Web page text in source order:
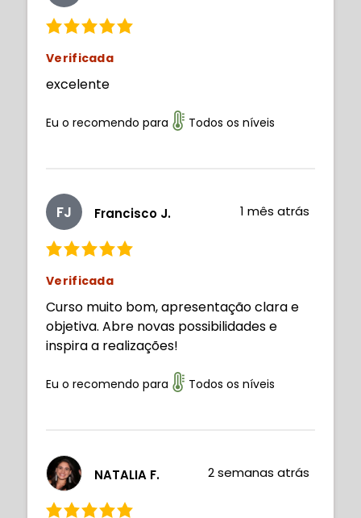
Verificada
excelente
Eu o recomendo para Todos os níveis
FJ Francisco J. 1 mês atrás
Verificada
Curso muito bom, apresentação clara e
objetiva. Abre novas possibilidades e
inspira a realizações!
Eu o recomendo para Todos os níveis
NATALIA F. 2 semanas atrás